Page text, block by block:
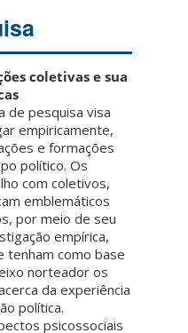
coletivas e sua
de pesquisa visa
empiricamente,
e formações
político. Os
com coletivos,
emblemáticos
por meio de seu
empírica,
tenham como base
norteador os
da experiência
política.
psicossociais